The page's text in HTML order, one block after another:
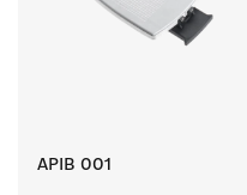
APIB 001